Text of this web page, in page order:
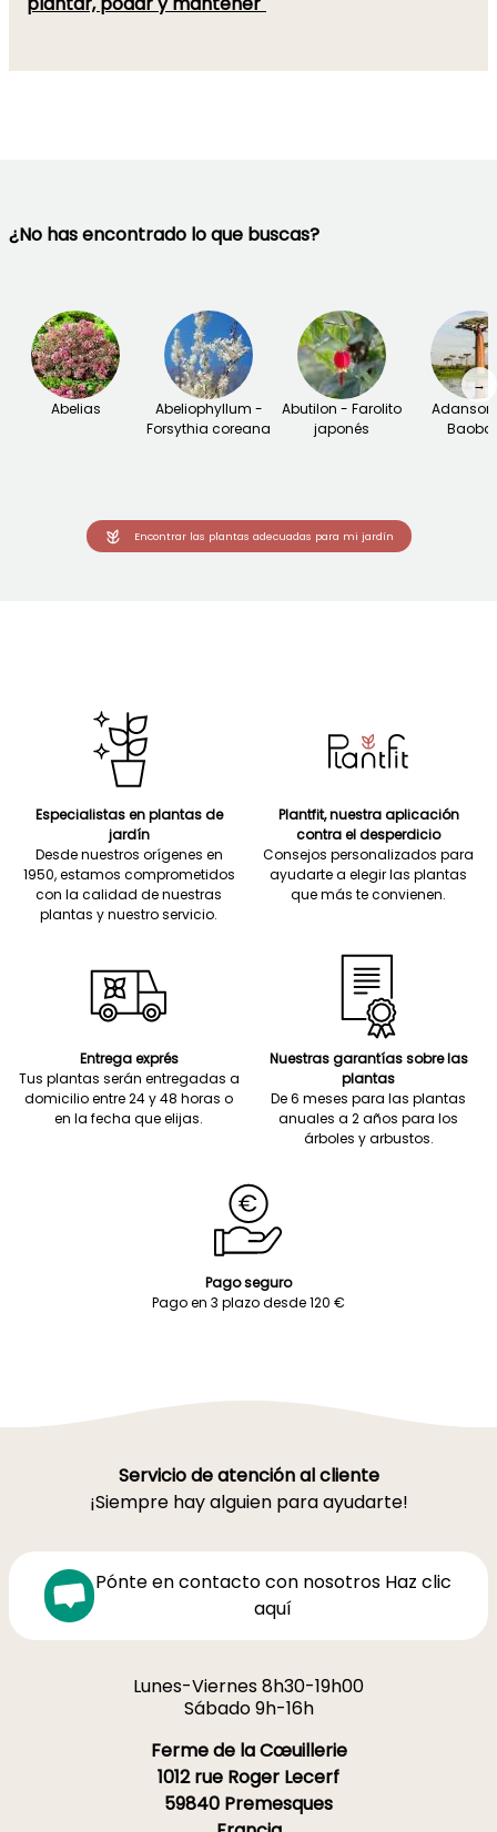
¿No has encontrado lo que buscas?
Abelias
Abeliophyllum -
Forsythia coreana
Abutilon - Farolito
japonés
→
Encontrar las plantas adecuadas para mi jardín
Especialistas en plantas de
jardín
Desde nuestros orígenes en
1950, estamos comprometidos
con la calidad de nuestras
plantas y nuestro servicio.
Plantfit, nuestra aplicación
contra el desperdicio
Consejos personalizados para
ayudarte a elegir las plantas
que más te convienen.
Entrega exprés
Tus plantas serán entregadas a
domicilio entre 24 y 48 horas o
en la fecha que elijas.
Nuestras garantías sobre las
plantas
De 6 meses para las plantas
anuales a 2 años para los
árboles y arbustos.
Pago seguro
Pago en 3 plazo desde 120 €
Servicio de atención al cliente
¡Siempre hay alguien para ayudarte!
Pónte en contacto con nosotros Haz clic
aquí
Lunes-Viernes 8h30-19h00
Sábado 9h-16h
Ferme de la Cœuillerie
1012 rue Roger Lecerf
59840 Premesques